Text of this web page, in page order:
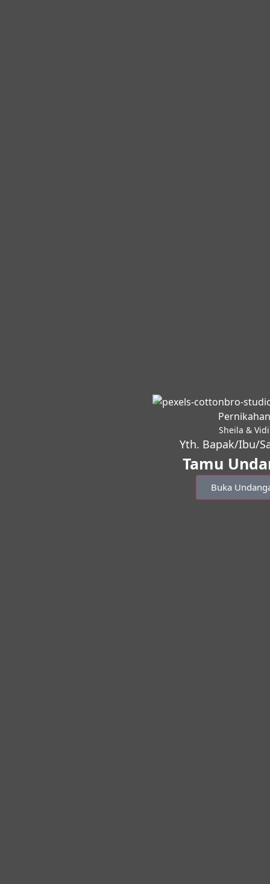
Pernikahan
Sheila & Vidi
Yth. Bapak/Ibu/
Tamu
Buka